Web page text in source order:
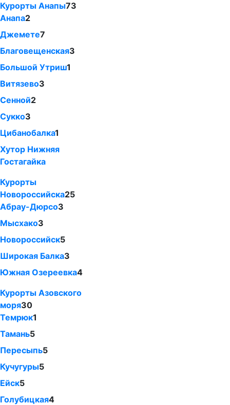
Курорты Анапы73
Анапа2
Джемете7
Благовещенская3
Большой Утриш1
Витязево3
Сенной2
Сукко3
Цибанобалка1
Хутор Нижняя
Гостагайка
Курорты
Новороссийска25
Абрау-Дюрсо3
Мысхако3
Новороссийск5
Широкая Балка3
Южная Озереевка4
Курорты Азовского
моря30
Темрюк1
Тамань5
Пересыпь5
Кучугуры5
Ейск5
Голубицкая4